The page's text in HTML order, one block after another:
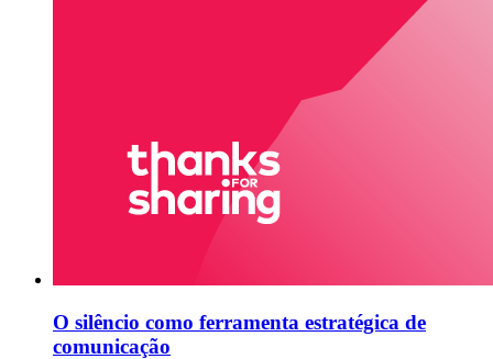
O silêncio como ferramenta estratégica de
comunicação